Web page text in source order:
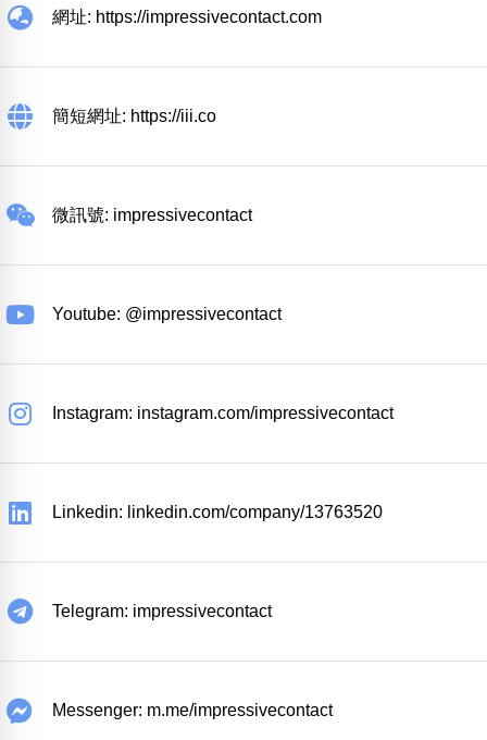
網址: https://impressivecontact.com
簡短網址: https://iii.co
微訊號: impressivecontact
Youtube: @impressivecontact
Instagram: instagram.com/impressivecontact
Linkedin: linkedin.com/company/13763520
Telegram: impressivecontact
Messenger: m.me/impressivecontact